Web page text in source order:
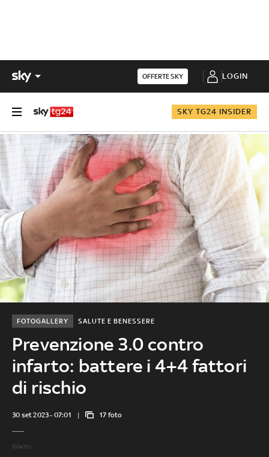
OFFERTE SKY LOGIN
SKY TG24 INSIDER
Prevenzione 3.0 contro
infarto: battere i 4+4 fattori
di rischio
SALUTE E BENESSERE
FOTOGALLERY
30 set 2023 - 07:01 17 foto
©Getty